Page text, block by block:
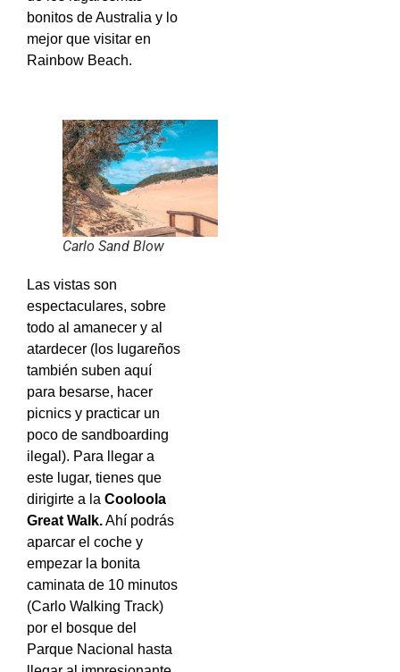
bonitos de Australia y lo
mejor que visitar en
Rainbow Beach.
Carlo Sand Blow
Las vistas son
espectaculares, sobre
todo al amanecer y al
atardecer (los lugareños
también suben aquí
para besarse, hacer
picnics y practicar un
poco de sandboarding
ilegal). Para llegar a
este lugar, tienes que
dirigirte a la Cooloola
Great Walk.Ahí podrás
aparcar el coche y
empezar la bonita
caminata de 10 minutos
(Carlo Walking Track)
por el bosque del
Parque Nacional hasta